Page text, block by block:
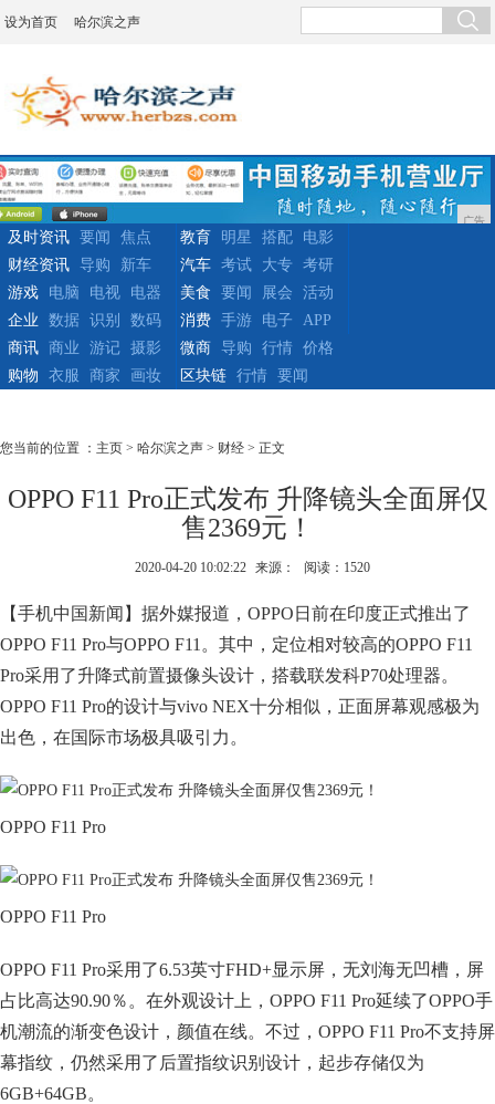
设为首页 哈尔滨之声
广告
及时资讯 要闻
焦点
财经资讯
导购 新车
教育 明星 搭配
电影
汽车
考试 大专
考研
游戏
电脑 电视
电器
企业
数据 识别 数码
美食 要闻 展会
活动
消费
手游 电子
APP
商讯
商业 游记
摄影
购物
衣服 商家 画妆
微商 导购 行情
价格
区块链
行情 要闻
您当前的位置 ： 主页 > 哈尔滨之声 > 财经 > 正文
OPPO F11 Pro正式发布 升降镜头全面屏仅
售2369元！
2020-04-20 10:02:22 来源： 阅读：1520
【手机中国新闻】据外媒报道，OPPO日前在印度正式推出了
OPPO F11 Pro与OPPO F11。其中，定位相对较高的OPPO F11
Pro采用了升降式前置摄像头设计，搭载联发科P70处理器。
OPPO F11 Pro的设计与vivo NEX十分相似，正面屏幕观感极为
出色，在国际市场极具吸引力。
OPPO F11 Pro
OPPO F11 Pro
OPPO F11 Pro采用了6.53英寸FHD+显示屏，无刘海无凹槽，屏
占比高达90.90％。在外观设计上，OPPO F11 Pro延续了OPPO手
机潮流的渐变色设计，颜值在线。不过，OPPO F11 Pro不支持屏
幕指纹，仍然采用了后置指纹识别设计，起步存储仅为
6GB+64GB。